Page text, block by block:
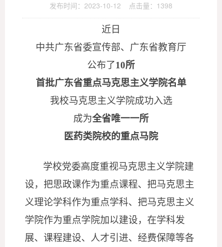
发布时间：2023-10-12 点击量： 1398
近日
中共广东省委宣传部、广东省教育厅
公布了10所
首批广东省重点马克思主义学院名单
我校马克思主义学院成功入选
成为全省唯一一所
医药类院校的重点马院
学校党委高度重视马克思主义学院建
设，把思政课作为重点课程、把马克思主
义理论学科作为重点学科、把马克思主义
学院作为重点学院加以建设，在学科发
展、课程建设、人才引进、经费保障等各